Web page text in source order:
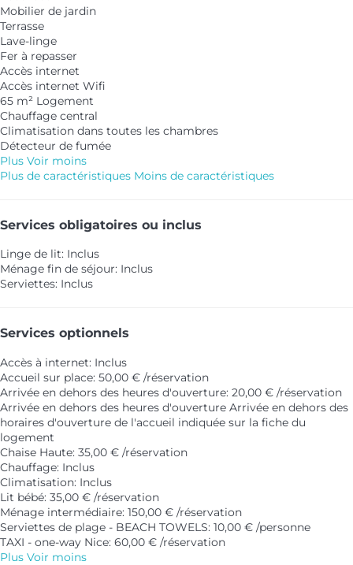
Mobilier de jardin
Terrasse
Lave-linge
Fer à repasser
Accès internet
Accès internet Wifi
65 m² Logement
Chauffage central
Climatisation dans toutes les chambres
Détecteur de fumée
Plus Voir moins
Plus de caractéristiques Moins de caractéristiques
Services obligatoires ou inclus
Linge de lit: Inclus
Ménage fin de séjour: Inclus
Serviettes: Inclus
Services optionnels
Accès à internet: Inclus
Accueil sur place: 50,00 € /réservation
Arrivée en dehors des heures d'ouverture: 20,00 € /réservation
Arrivée en dehors des heures d'ouverture Arrivée en dehors des
horaires d'ouverture de l'accueil indiquée sur la fiche du
logement
Chaise Haute: 35,00 € /réservation
Chauffage: Inclus
Climatisation: Inclus
Lit bébé: 35,00 € /réservation
Ménage intermédiaire: 150,00 € /réservation
Serviettes de plage - BEACH TOWELS: 10,00 € /personne
TAXI - one-way Nice: 60,00 € /réservation
Plus Voir moins